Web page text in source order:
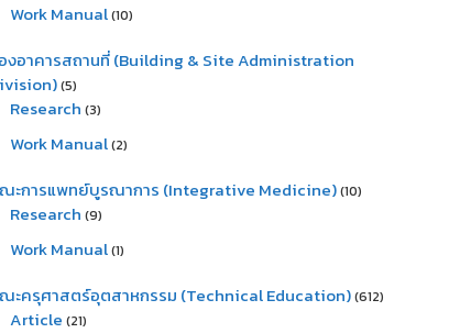
Work Manual(10)
งอาคารสถานที่ (Building & Site Administration
(5)
Research (3)
Work Manual(2)
ะการแพทย์บูรณาการ (Integrative Medicine)(10)
Research (9)
Work Manual(1)
ะครุศาสตร์อุตสาหกรรม (Technical Education)(612)
Article (21)